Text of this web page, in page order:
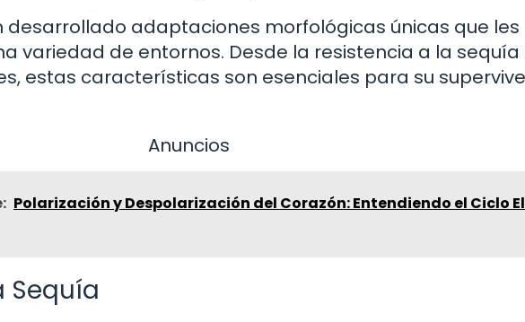
desarrollado adaptaciones morfológicas únicas que les
variedad de entornos. Desde la resistencia a la
estas características son esenciales para su
Anuncios
Polarización y Despolarización del Corazón: Entendiendo el Ciclo
Sequía